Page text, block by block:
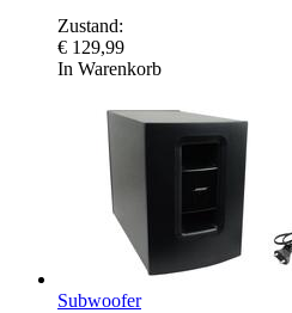
Zustand:
€ 129,99
In Warenkorb
Subwoofer